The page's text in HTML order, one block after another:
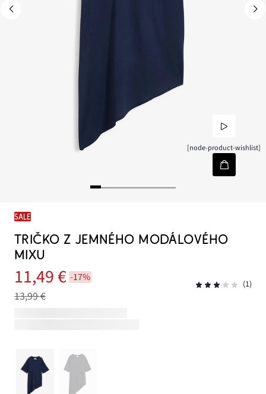
[node-product-wishlist]
SALE
TRIČKO Z JEMNÉHO MODÁLOVÉHO
MIXU
11,49 € -17%
13,99 €
(1)